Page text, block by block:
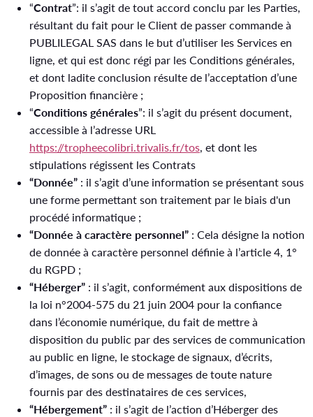
“Contrat”: il s’agit de tout accord conclu par les Parties,
résultant du fait pour le Client de passer commande à
PUBLILEGAL SAS dans le but d’utiliser les Services en
ligne, et qui est donc régi par les Conditions générales,
et dont ladite conclusion résulte de l’acceptation d’une
Proposition financière ;
“Conditions générales”: il s’agit du présent document,
accessible à l’adresse URL
https://tropheecolibri.trivalis.fr/tos, et dont les
stipulations régissent les Contrats
“Donnée” : il s’agit d’une information se présentant sous
une forme permettant son traitement par le biais d'un
procédé informatique ;
“Donnée à caractère personnel” : Cela désigne la notion
de donnée à caractère personnel définie à l’article 4, 1°
du RGPD ;
“Héberger” : il s’agit, conformément aux dispositions de
la loi n°2004-575 du 21 juin 2004 pour la confiance
dans l’économie numérique, du fait de mettre à
disposition du public par des services de communication
au public en ligne, le stockage de signaux, d’écrits,
d’images, de sons ou de messages de toute nature
fournis par des destinataires de ces services,
“Hébergement” : il s’agit de l’action d’Héberger des